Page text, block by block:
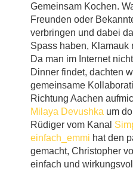
Gemeinsam Kochen.
Freunden oder
verbringen und dabei
Spass haben, Klamauk
Da man im Internet
Dinner findet, dachten
gemeinsame
Richtung Aachen
Milaya Devushka um
Rüdiger vom Kanal
einfach_emmi hat den
gemacht, Christopher
einfach und